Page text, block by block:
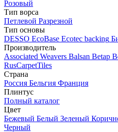
Розовый
Тип ворса
Петлевой Разрезной
Тип основы
DESSO EcoBase Ecotec backing
Производитель
Associated Weavers Balsan Betap
RusCarpetTiles
Страна
Россия Бельгия Франция
Плинтус
Полный каталог
Цвет
Бежевый Белый Зеленый
Черный